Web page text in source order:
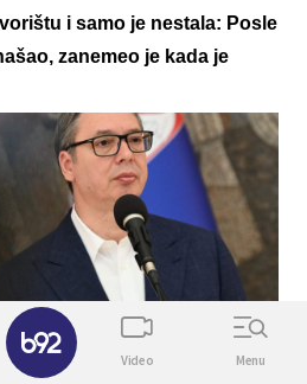
i samo je nestala: Posle
zanemeo je kada je
Video Menu
✕